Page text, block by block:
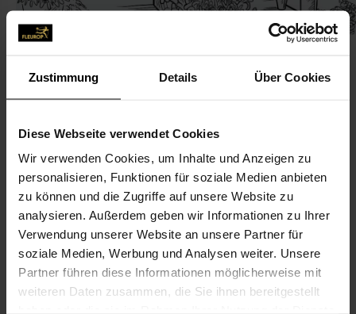
Zustimmung Details Über Cookies
Diese Webseite verwendet Cookies
Wir verwenden Cookies, um Inhalte und Anzeigen zu
personalisieren, Funktionen für soziale Medien anbieten
zu können und die Zugriffe auf unsere Website zu
analysieren. Außerdem geben wir Informationen zu Ihrer
Verwendung unserer Website an unsere Partner für
soziale Medien, Werbung und Analysen weiter. Unsere
Partner führen diese Informationen möglicherweise mit
weiteren Daten zusammen, die Sie ihnen bereitgestellt
KONTAKT
Blütenpracht
Topalsoy Gülsüm
Paul-Roosen-Str. 12
22767 Hamburg
040-3176 79 00